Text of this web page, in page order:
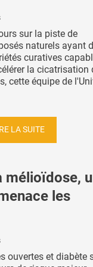
sur la piste de
naturels ayant
curatives
la cicatrisation
cette équipe de
LA SUITE
mélioïdose,
les
ouvertes et diabète